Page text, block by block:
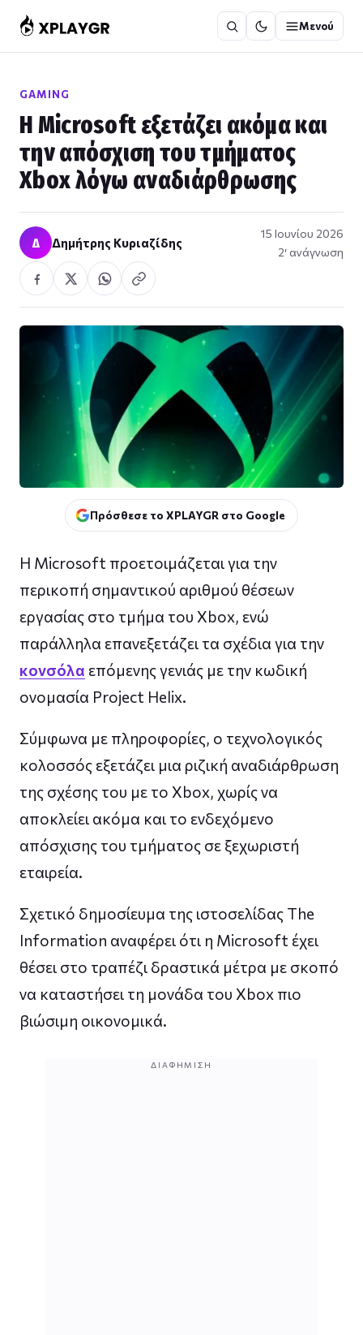
στο
περιεχόμενο
Μενού
GAMING
Η Microsoft εξετάζει ακόμα και
την απόσχιση του τμήματος
Xbox λόγω αναδιάρθρωσης
Δ Δημήτρης Κυριαζίδης
15 Ιουνίου 2026
2′ ανάγνωση
Πρόσθεσε το XPLAYGR στο Google
Η Microsoft προετοιμάζεται για την
περικοπή σημαντικού αριθμού θέσεων
εργασίας στο τμήμα του Xbox, ενώ
παράλληλα επανεξετάζει τα σχέδια για την
κονσόλα επόμενης γενιάς με την κωδική
ονομασία Project Helix.
Σύμφωνα με πληροφορίες, ο τεχνολογικός
κολοσσός εξετάζει μια ριζική αναδιάρθρωση
της σχέσης του με το Xbox, χωρίς να
αποκλείει ακόμα και το ενδεχόμενο
απόσχισης του τμήματος σε ξεχωριστή
εταιρεία.
Σχετικό δημοσίευμα της ιστοσελίδας The
Information αναφέρει ότι η Microsoft έχει
θέσει στο τραπέζι δραστικά μέτρα με σκοπό
να καταστήσει τη μονάδα του Xbox πιο
βιώσιμη οικονομικά.
ΔΙΑΦΉΜΙΣΗ